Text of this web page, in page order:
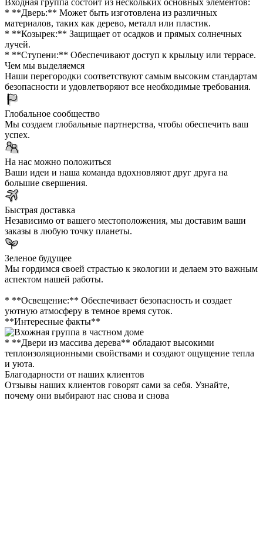
Входная группа состоит из нескольких основных элементов:
* **Дверь:** Может быть изготовлена из различных
материалов, таких как дерево, металл или пластик.
* **Козырек:** Защищает от осадков и прямых солнечных
лучей.
* **Ступени:** Обеспечивают доступ к крыльцу или террасе.
Чем мы выделяемся
Наши перегородки соответствуют самым высоким стандартам
безопасности и удовлетворяют все необходимые требования.
Глобальное сообщество
Мы создаем глобальные партнерства, чтобы обеспечить ваш
успех.
На нас можно положиться
Ваши идеи и наша команда вдохновляют друг друга на
большие свершения.
Быстрая доставка
Независимо от вашего местоположения, мы доставим ваши
заказы в любую точку планеты.
Зеленое будущее
Мы гордимся своей страстью к экологии и делаем это важным
аспектом нашей работы.
* **Освещение:** Обеспечивает безопасность и создает
уютную атмосферу в темное время суток.
**Интересные факты**
* **Двери из массива дерева** обладают высокими
теплоизоляционными свойствами и создают ощущение тепла
и уюта.
Благодарности от наших клиентов
Отзывы наших клиентов говорят сами за себя. Узнайте,
почему они выбирают нас снова и снова